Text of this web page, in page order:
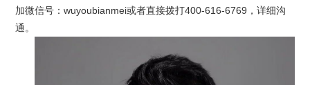
加微信号：wuyoubianmei或者直接拨打400-616-6769，详细沟
通。